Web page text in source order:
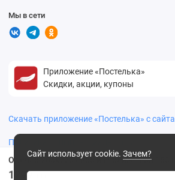
1299
Сайт использует cookie. Зачем?
Мы в сети
Приложение «Постелька»
Скидки, акции, купоны
Скачать приложение «Постелька» с сайта
Политика конфиденциальности